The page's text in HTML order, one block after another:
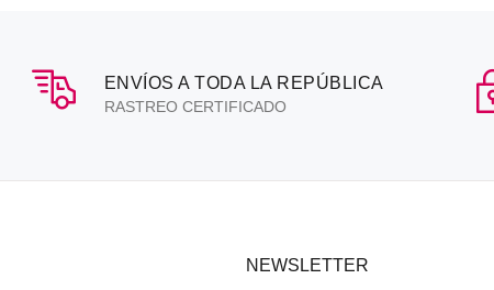
ENVÍOS A TODA LA REPÚBLICA
RASTREO CERTIFICADO
NEWSLETTER